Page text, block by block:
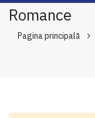
Romance
Pagina principală